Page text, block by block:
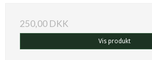
250,00 DKK
Vis produkt